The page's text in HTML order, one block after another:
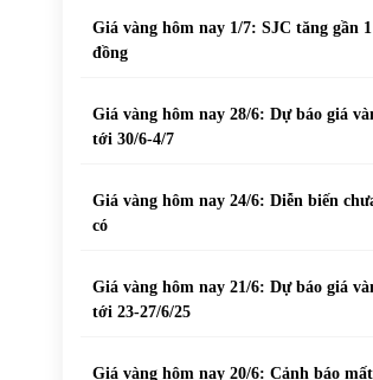
Giá vàng hôm nay 1/7: SJC tăng gần
đồng
Giá vàng hôm nay 28/6: Dự báo giá
tới 30/6-4/7
Giá vàng hôm nay 24/6: Diễn biến
có
Giá vàng hôm nay 21/6: Dự báo giá
tới 23-27/6/25
Giá vàng hôm nay 20/6: Cảnh báo